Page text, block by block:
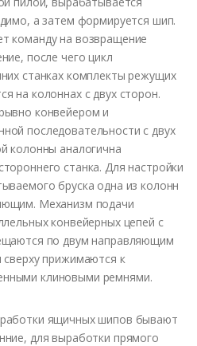
а затем формируется шип.
команду на возвращение
после чего цикл
станках комплекты режущих
на колоннах с двух сторон.
конвейером и
последовательности с двух
колонны аналогична
станка. Для настройки
бруска одна из колонн
Механизм подачи
конвейерных цепей с
по двум направляющим
прижимаются к
клиновыми ремнями.
ящичных шипов бывают
для выработки прямого